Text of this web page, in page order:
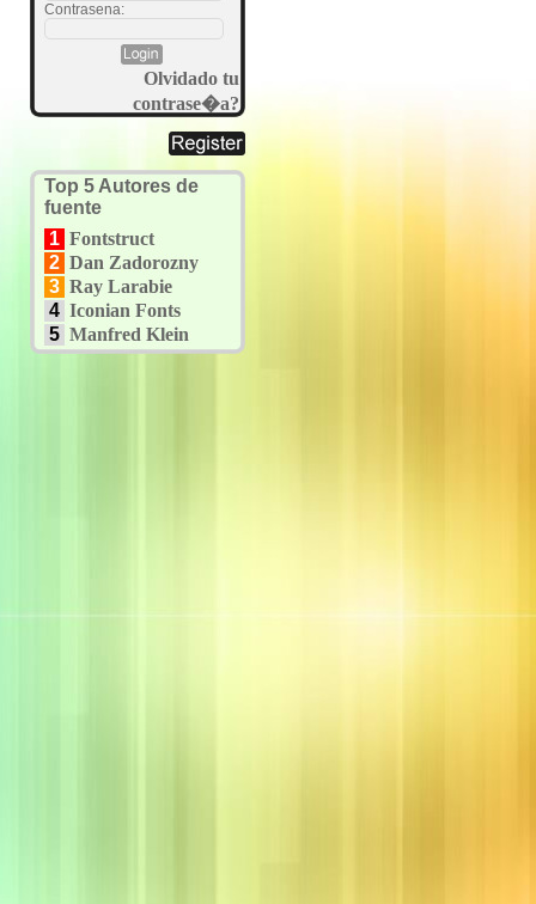
Contrasena:
Olvidado tu
contrase�a?
Top 5 Autores de
fuente
1 Fontstruct
2 Dan Zadorozny
3 Ray Larabie
4 Iconian Fonts
5 Manfred Klein